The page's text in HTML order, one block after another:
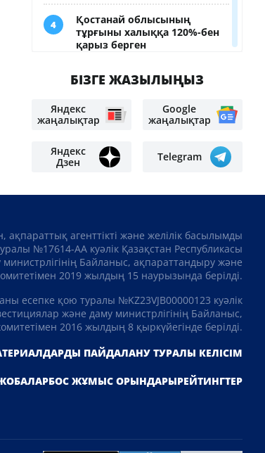
БІЗГЕ ЖАЗЫЛЫҢЫЗ
Яндекс
жаңалықтар
Google
жаңалықтар
Яндекс
Дзен
Telegram
агенттікті және желілік басылымды
№17614-АА куәлік Қазақстан Республикасы
Байланыс, ақпараттандыру және
2019 жылдың 15 наурызында берілді.
есепке қою туралы №KZ23VJB00000123 куәлік
және даму министрлігінің Байланыс,
2016 жылдың 8 қыркүйегінде берілді.
ПАЙДАЛАНУ ТУРАЛЫ КЕЛІСІМ
БОС ЖҰМЫС ОРЫНДАРЫРЕЙТИНГТЕР